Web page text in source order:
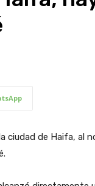
ciudad de Haifa, al